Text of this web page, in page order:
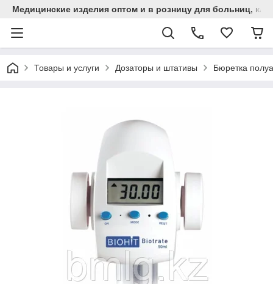
Медицинские изделия оптом и в розницу для больниц,
Товары и услуги Дозаторы и штативы Бюретка